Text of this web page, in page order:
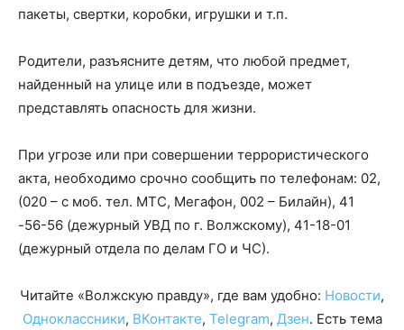
пакеты, свертки, коробки, игрушки и т.п.
Родители, разъясните детям, что любой предмет,
найденный на улице или в подъезде, может
представлять опасность для жизни.
При угрозе или при совершении террористического
акта, необходимо срочно сообщить по телефонам: 02,
(020 – с моб. тел. МТС, Мегафон, 002 – Билайн), 41
-56-56 (дежурный УВД по г. Волжскому), 41-18-01
(дежурный отдела по делам ГО и ЧС).
Читайте «Волжскую правду», где вам удобно: Новости,
Одноклассники, ВКонтакте, Telegram, Дзен. Есть тема